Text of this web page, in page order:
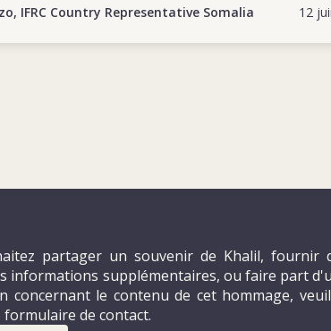
12
IFRC Country Representative Somalia
partager un souvenir de Khalil, fournir
informations supplémentaires, ou faire part
concernant le contenu de cet hommage,
de contact.